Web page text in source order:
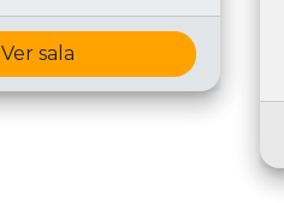
Ver sala